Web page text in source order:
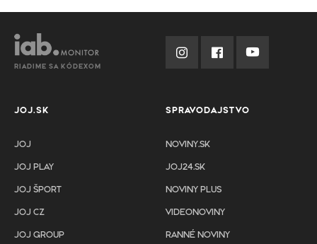
RIADIME SA KÓDEXOM
JOJ.SK
JOJ
JOJ PLAY
JOJ ŠPORT
JOJ CZ
JOJ GROUP
SPRAVODAJSTVO
NOVINY.SK
JOJ24.SK
NOVINY PLUS
VIDEONOVINY
RANNÉ NOVINY